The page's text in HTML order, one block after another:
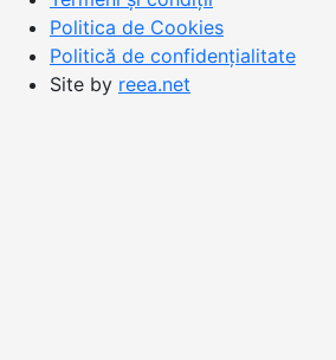
Politica de Cookies
Politică de confidențialitate
Site by reea.net